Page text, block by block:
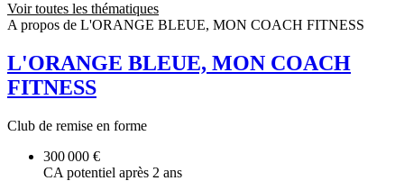
Voir toutes les thématiques
A propos de L'ORANGE BLEUE, MON COACH FITNESS
L'ORANGE BLEUE, MON COACH
FITNESS
Club de remise en forme
300 000 €
CA potentiel après 2 ans